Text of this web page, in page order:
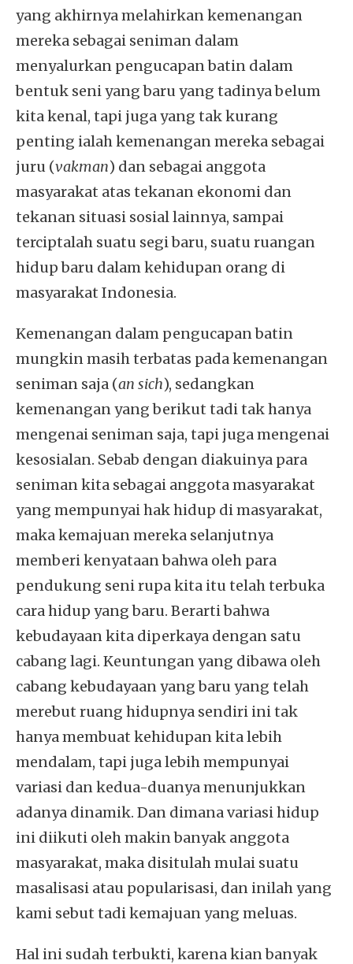
yang akhirnya melahirkan kemenangan
mereka sebagai seniman dalam
menyalurkan pengucapan batin dalam
bentuk seni yang baru yang tadinya belum
kita kenal, tapi juga yang tak kurang
penting ialah kemenangan mereka sebagai
juru (vakman) dan sebagai anggota
masyarakat atas tekanan ekonomi dan
tekanan situasi sosial lainnya, sampai
terciptalah suatu segi baru, suatu ruangan
hidup baru dalam kehidupan orang di
masyarakat Indonesia.
Kemenangan dalam pengucapan batin
mungkin masih terbatas pada kemenangan
seniman saja (an sich), sedangkan
kemenangan yang berikut tadi tak hanya
mengenai seniman saja, tapi juga mengenai
kesosialan. Sebab dengan diakuinya para
seniman kita sebagai anggota masyarakat
yang mempunyai hak hidup di masyarakat,
maka kemajuan mereka selanjutnya
memberi kenyataan bahwa oleh para
pendukung seni rupa kita itu telah terbuka
cara hidup yang baru. Berarti bahwa
kebudayaan kita diperkaya dengan satu
cabang lagi. Keuntungan yang dibawa oleh
cabang kebudayaan yang baru yang telah
merebut ruang hidupnya sendiri ini tak
hanya membuat kehidupan kita lebih
mendalam, tapi juga lebih mempunyai
variasi dan kedua-duanya menunjukkan
adanya dinamik. Dan dimana variasi hidup
ini diikuti oleh makin banyak anggota
masyarakat, maka disitulah mulai suatu
masalisasi atau popularisasi, dan inilah yang
kami sebut tadi kemajuan yang meluas.
Hal ini sudah terbukti, karena kian banyak